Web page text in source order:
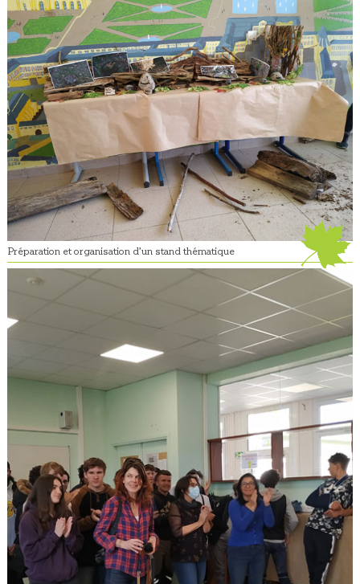
Préparation et organisation d’un stand thématique